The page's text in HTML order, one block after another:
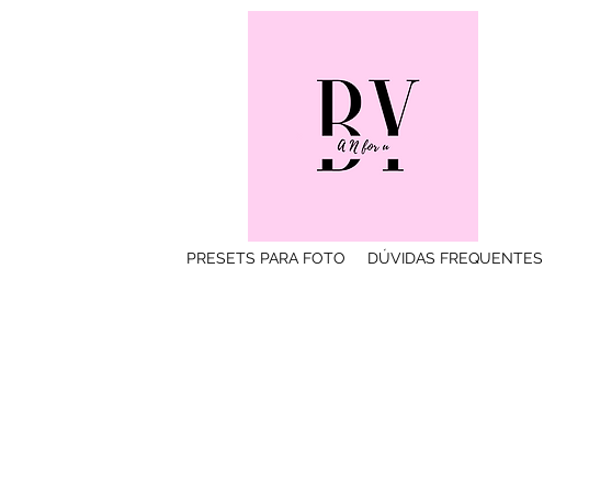
PRESETS PARA FOTO DÚVIDAS FREQUENTES